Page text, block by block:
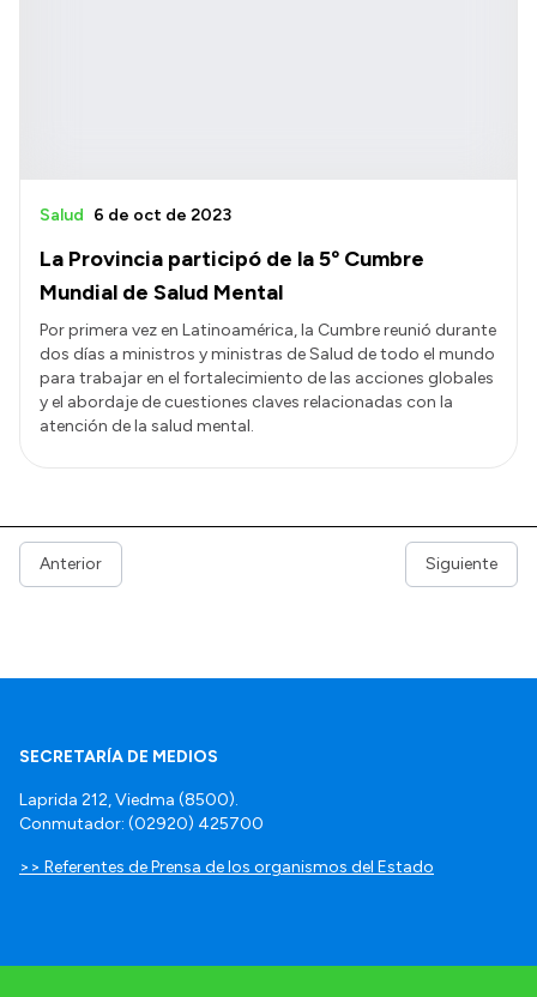
La Provincia participó de la 5º Cumbre
Mundial de Salud Mental
Salud 6 de oct de 2023
Por primera vez en Latinoamérica, la Cumbre reunió durante
dos días a ministros y ministras de Salud de todo el mundo
para trabajar en el fortalecimiento de las acciones globales
y el abordaje de cuestiones claves relacionadas con la
atención de la salud mental.
Anterior Siguiente
SECRETARÍA DE MEDIOS
Laprida 212, Viedma (8500).
Conmutador: (02920) 425700
>> Referentes de Prensa de los organismos del Estado